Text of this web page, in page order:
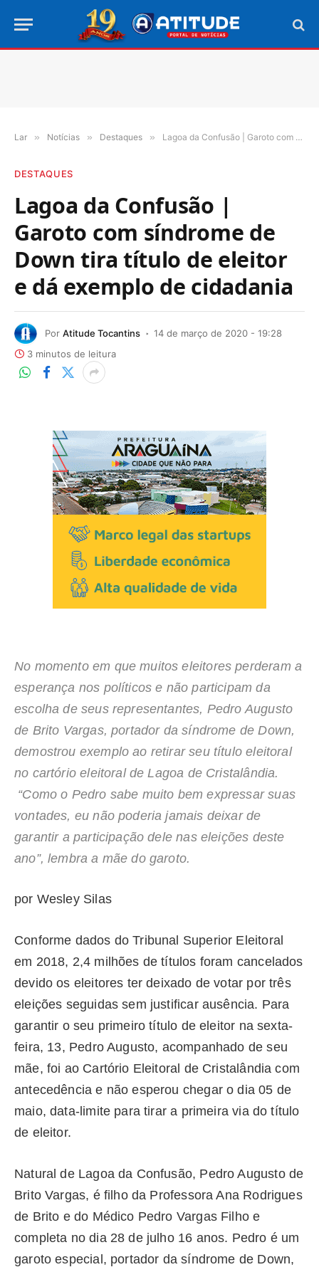
Lar » Notícias » Destaques » Lagoa da Confusão | Garoto com síndrome de Down tira título de eleitor e dá exemplo de cidadania
DESTAQUES
Lagoa da Confusão |
Garoto com síndrome de
Down tira título de eleitor
e dá exemplo de cidadania
Por Atitude Tocantins
14 de março de 2020 - 19:28
3 minutos de leitura
No momento em que muitos eleitores perderam a
esperança nos políticos e não participam da
escolha de seus representantes, Pedro Augusto
de Brito Vargas, portador da síndrome de Down,
demostrou exemplo ao retirar seu título eleitoral
no cartório eleitoral de Lagoa de Cristalândia.
“Como o Pedro sabe muito bem expressar suas
vontades, eu não poderia jamais deixar de
garantir a participação dele nas eleições deste
ano”, lembra a mãe do garoto.
por Wesley Silas
Conforme dados do Tribunal Superior Eleitoral
em 2018, 2,4 milhões de títulos foram cancelados
devido os eleitores ter deixado de votar por três
eleições seguidas sem justificar ausência. Para
garantir o seu primeiro título de eleitor na sexta-
feira, 13, Pedro Augusto, acompanhado de seu
mãe, foi ao Cartório Eleitoral de Cristalândia com
antecedência e não esperou chegar o dia 05 de
maio, data-limite para tirar a primeira via do título
de eleitor.
Natural de Lagoa da Confusão, Pedro Augusto de
Brito Vargas, é filho da Professora Ana Rodrigues
de Brito e do Médico Pedro Vargas Filho e
completa no dia 28 de julho 16 anos. Pedro é um
garoto especial, portador da síndrome de Down,